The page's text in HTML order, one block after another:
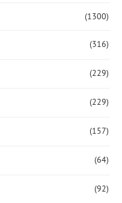
(1300)
(316)
(229)
(229)
(157)
(64)
(92)